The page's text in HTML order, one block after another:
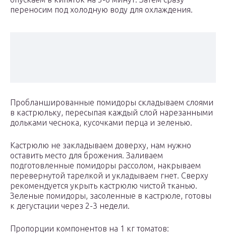
переносим под холодную воду для охлаждения.
Пробланшированные помидоры складываем слоями
в кастрюльку, пересыпая каждый слой нарезанными
дольками чеснока, кусочками перца и зеленью.
Кастрюлю не закладываем доверху, нам нужно
оставить место для брожения. Заливаем
подготовленные помидоры рассолом, накрываем
перевернутой тарелкой и укладываем гнет. Сверху
рекомендуется укрыть кастрюлю чистой тканью.
Зеленые помидоры, засоленные в кастрюле, готовы
к дегустации через 2-3 недели.
Пропорции компонентов на 1 кг томатов: